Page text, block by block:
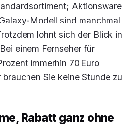
Aktionsware
Modell sind manchmal
lohnt sich der Blick in
einem Fernseher für
immerhin 70 Euro
Sie keine Stunde zu
Rabatt ganz ohne